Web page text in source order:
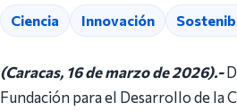
Ciencia Innovación
(Caracas, 16 de marzo de 2026).-
Fundación para el Desarrollo de la